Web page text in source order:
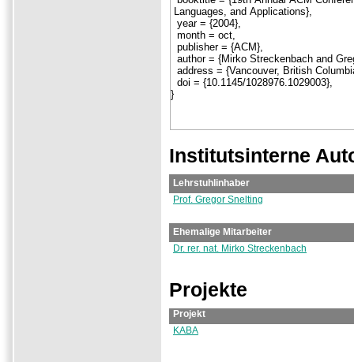
Institutsinterne
Lehrstuhlinhaber
Prof. Gregor Snelting
Ehemalige Mitarbeiter
Dr. rer. nat. Mirko Streckenbach
Projekte
Projekt
KABA